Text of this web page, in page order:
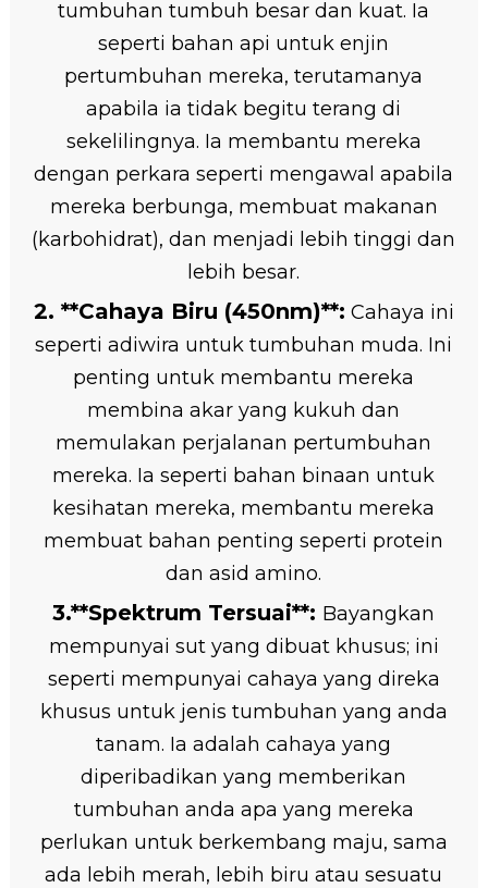
tumbuhan tumbuh besar dan kuat. Ia
seperti bahan api untuk enjin
pertumbuhan mereka, terutamanya
apabila ia tidak begitu terang di
sekelilingnya. Ia membantu mereka
dengan perkara seperti mengawal apabila
mereka berbunga, membuat makanan
(karbohidrat), dan menjadi lebih tinggi dan
lebih besar.
2. **Cahaya Biru (450nm)**: Cahaya ini
seperti adiwira untuk tumbuhan muda. Ini
penting untuk membantu mereka
membina akar yang kukuh dan
memulakan perjalanan pertumbuhan
mereka. Ia seperti bahan binaan untuk
kesihatan mereka, membantu mereka
membuat bahan penting seperti protein
dan asid amino.
3.**Spektrum Tersuai**: Bayangkan
mempunyai sut yang dibuat khusus; ini
seperti mempunyai cahaya yang direka
khusus untuk jenis tumbuhan yang anda
tanam. Ia adalah cahaya yang
diperibadikan yang memberikan
tumbuhan anda apa yang mereka
perlukan untuk berkembang maju, sama
ada lebih merah, lebih biru atau sesuatu